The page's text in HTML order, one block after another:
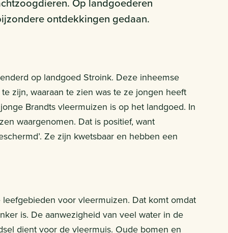
ontdekkingen gedaan.
op landgoed Stroink. Deze inheemse
zijn, waaraan te zien was te ze jongen heeft
Brandts vleermuizen is op het landgoed. In
waargenomen. Dat is positief, want
Ze zijn kwetsbaar en hebben een
voor vleermuizen. Dat komt omdat
is. De aanwezigheid van veel water in de
dient voor de vleermuis. Oude bomen en